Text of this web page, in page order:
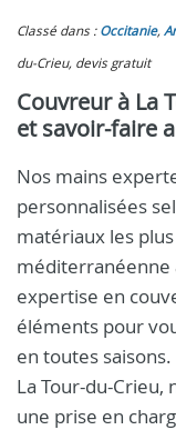
Classé dans : Occitanie,
du-Crieu, devis gratuit
Couvreur à La
et savoir-faire
Nos mains
personnalisées
matériaux les
méditerranéenne
expertise en
éléments pour
en toutes
La Tour-du-Crieu,
une prise en